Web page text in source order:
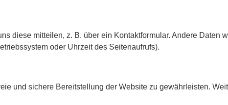
diese mitteilen, z. B. über ein Kontaktformular. Andere Daten
oder Uhrzeit des Seitenaufrufs).
und sichere Bereitstellung der Website zu gewährleisten.